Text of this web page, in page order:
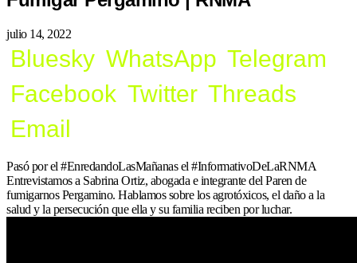
julio 14, 2022
Bluesky WhatsApp Telegram
Facebook Twitter Threads
Email
Pasó por el #EnredandoLasMañanas el #InformativoDeLaRNMA
Entrevistamos a Sabrina Ortiz, abogada e integrante del Paren de
fumigarnos Pergamino. Hablamos sobre los agrotóxicos, el daño a la
salud y la persecución que ella y su familia reciben por luchar.